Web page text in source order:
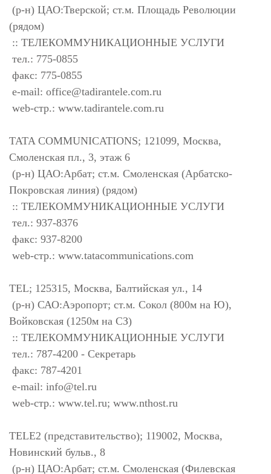
(р-н) ЦАО:Тверской; ст.м. Площадь Революции
(рядом)
:: ТЕЛЕКОММУНИКАЦИОННЫЕ УСЛУГИ
тел.: 775-0855
факс: 775-0855
e-mail: office@tadirantele.com.ru
web-стр.: www.tadirantele.com.ru
TATA COMMUNICATIONS; 121099, Москва,
Смоленская пл., 3, этаж 6
(р-н) ЦАО:Арбат; ст.м. Смоленская (Арбатско-
Покровская линия) (рядом)
:: ТЕЛЕКОММУНИКАЦИОННЫЕ УСЛУГИ
тел.: 937-8376
факс: 937-8200
web-стр.: www.tatacommunications.com
TEL; 125315, Москва, Балтийская ул., 14
(р-н) САО:Аэропорт; ст.м. Сокол (800м на Ю),
Войковская (1250м на СЗ)
:: ТЕЛЕКОММУНИКАЦИОННЫЕ УСЛУГИ
тел.: 787-4200 - Секретарь
факс: 787-4201
e-mail: info@tel.ru
web-стр.: www.tel.ru; www.nthost.ru
TELE2 (представительство); 119002, Москва,
Новинский бульв., 8
(р-н) ЦАО:Арбат; ст.м. Смоленская (Филевская